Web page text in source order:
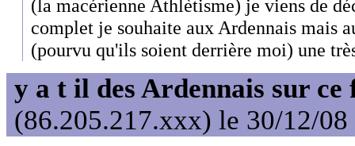
(la macérienne Athlètisme) je viens de
complet je souhaite aux Ardennais mais
(pourvu qu'ils soient derrière moi) une
y a t il des Ardennais sur ce
(86.205.217.xxx) le 30/12/08